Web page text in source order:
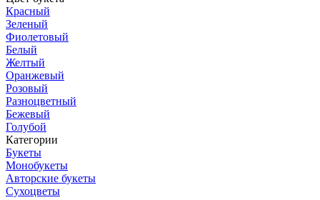
Красный
Зеленый
Фиолетовый
Белый
Желтый
Оранжевый
Розовый
Разноцветный
Бежевый
Голубой
Категории
Букеты
Монобукеты
Авторские букеты
Сухоцветы